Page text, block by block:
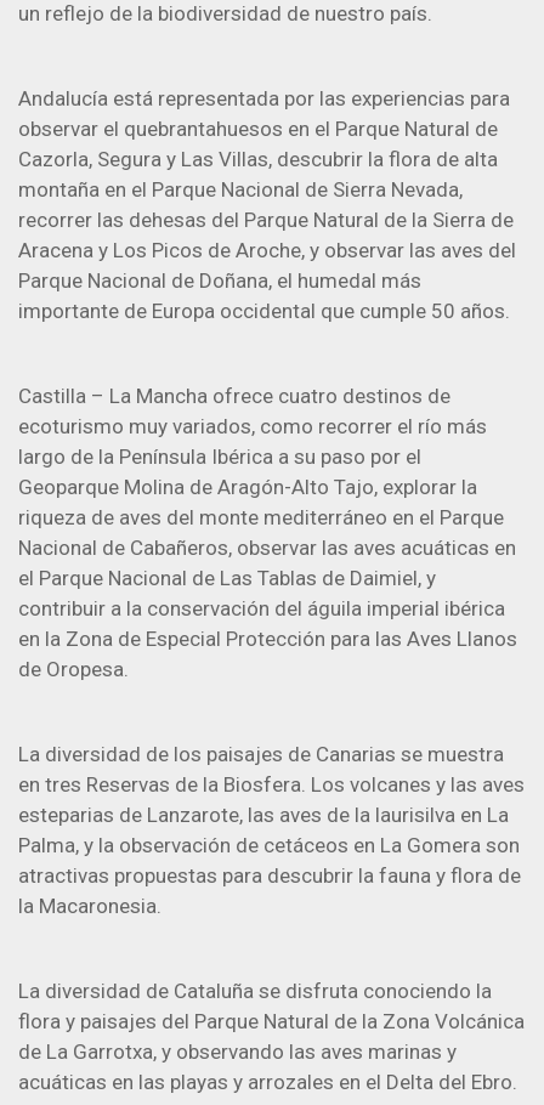
un reflejo de la biodiversidad de nuestro país.
Andalucía está representada por las experiencias para
observar el quebrantahuesos en el Parque Natural de
Cazorla, Segura y Las Villas, descubrir la flora de alta
montaña en el Parque Nacional de Sierra Nevada,
recorrer las dehesas del Parque Natural de la Sierra de
Aracena y Los Picos de Aroche, y observar las aves del
Parque Nacional de Doñana, el humedal más
importante de Europa occidental que cumple 50 años.
Castilla – La Mancha ofrece cuatro destinos de
ecoturismo muy variados, como recorrer el río más
largo de la Península Ibérica a su paso por el
Geoparque Molina de Aragón-Alto Tajo, explorar la
riqueza de aves del monte mediterráneo en el Parque
Nacional de Cabañeros, observar las aves acuáticas en
el Parque Nacional de Las Tablas de Daimiel, y
contribuir a la conservación del águila imperial ibérica
en la Zona de Especial Protección para las Aves Llanos
de Oropesa.
La diversidad de los paisajes de Canarias se muestra
en tres Reservas de la Biosfera. Los volcanes y las aves
esteparias de Lanzarote, las aves de la laurisilva en La
Palma, y la observación de cetáceos en La Gomera son
atractivas propuestas para descubrir la fauna y flora de
la Macaronesia.
La diversidad de Cataluña se disfruta conociendo la
flora y paisajes del Parque Natural de la Zona Volcánica
de La Garrotxa, y observando las aves marinas y
acuáticas en las playas y arrozales en el Delta del Ebro.